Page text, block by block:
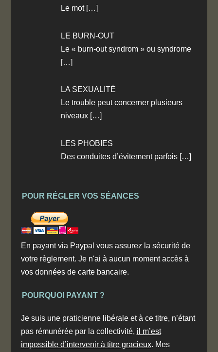
Le mot […]
LE BURN-OUT
Le « burn-out syndrom » ou syndrome
[…]
LA SEXUALITÉ
Le trouble peut concerner plusieurs
niveaux […]
LES PHOBIES
Des conduites d’évitement parfois […]
POUR RÉGLER VOS SÉANCES
En payant via Paypal vous assurez la sécurité de
votre règlement. Je n'ai à aucun moment accès à
vos données de carte bancaire.
POURQUOI PAYANT ?
Je suis une praticienne libérale et à ce titre, n’étant
pas rémunérée par la collectivité, il m’est
impossible d’intervenir à titre gracieux. Mes